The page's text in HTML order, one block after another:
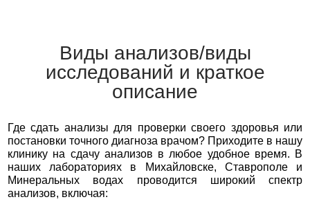
Виды анализов/виды
исследований и краткое
описание
Где сдать анализы для проверки своего здоровья или
постановки точного диагноза врачом? Приходите в нашу
клинику на сдачу анализов в любое удобное время. В
наших лабораториях в Михайловске, Ставрополе и
Минеральных водах проводится широкий спектр
анализов, включая: